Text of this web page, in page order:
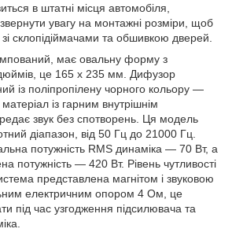
в штатні місця автомобіля,
увагу на монтажні розміри, щоб
склопідіймачами та обшивкою дверей.
має овальну форму з
це 165 x 235 мм. Дифузор
із поліпропілену чорного кольору —
із гарним внутрішнім
звук без спотворень. Ця модель
діапазон, від 50 Гц до 21000 Гц.
потужність RMS динаміка — 70 Вт, а
потужність — 420 Вт. Рівень чутливості
представлена магнітом і звуковою
електричним опором 4 Ом, це
під час узгодження підсилювача та